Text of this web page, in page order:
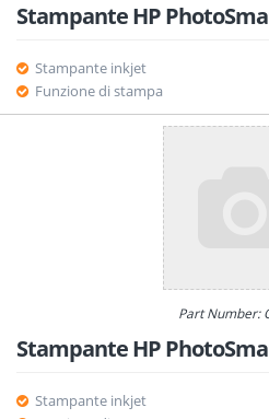
Stampante HP
Stampante inkjet
Funzione di stampa
Part Number:
Stampante HP
Stampante inkjet